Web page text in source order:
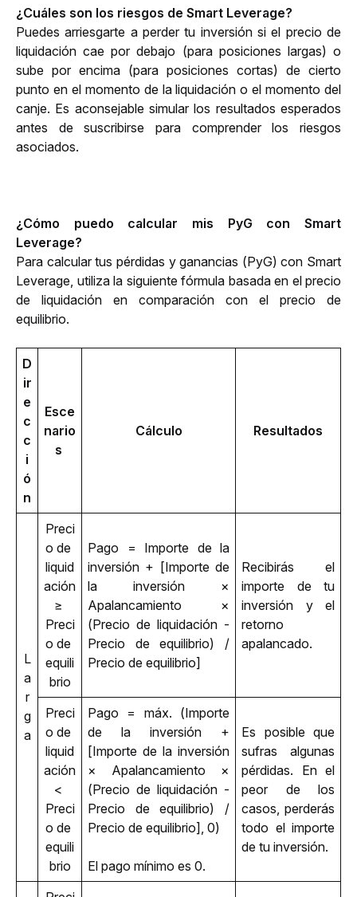
¿Cuáles son los riesgos de Smart Leverage?
Puedes arriesgarte a perder tu inversión si el precio de
liquidación cae por debajo (para posiciones largas) o
sube por encima (para posiciones cortas) de cierto
punto en el momento de la liquidación o el momento del
canje. Es aconsejable simular los resultados esperados
antes de suscribirse para comprender los riesgos
asociados.
¿Cómo puedo calcular mis PyG con Smart
Leverage?
Para calcular tus pérdidas y ganancias (PyG) con Smart
Leverage, utiliza la siguiente fórmula basada en el precio
de liquidación en comparación con el precio de
equilibrio.
D
ir
e
c
c
i
ó
n
Esce
nario
s
Cálculo Resultados
L
a
r
g
a
Preci
o de
liquid
ación
≥
Preci
o de
equili
brio
Pago = Importe de la
inversión + [Importe de
la inversión ×
Apalancamiento ×
(Precio de liquidación -
Precio de equilibrio) /
Precio de equilibrio]
Recibirás el
importe de tu
inversión y el
retorno
apalancado.
Preci
o de
liquid
ación
<
Preci
o de
equili
brio
Pago = máx. (Importe
de la inversión +
[Importe de la inversión
× Apalancamiento ×
(Precio de liquidación -
Precio de equilibrio) /
Precio de equilibrio], 0)
El pago mínimo es 0.
Es posible que
sufras algunas
pérdidas. En el
peor de los
casos, perderás
todo el importe
de tu inversión.